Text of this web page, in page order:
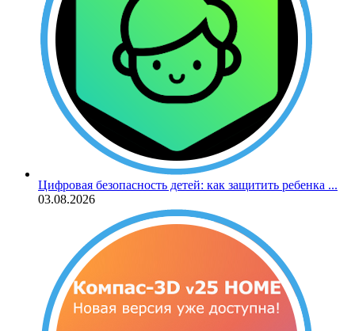
Цифровая безопасность детей: как защитить ребенка ...
03.08.2026